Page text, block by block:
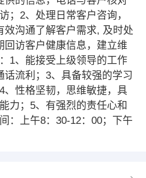
；2、处理日常客户咨询，
效沟通了解客户需求, 及时处
回访客户健康信息，建立维
1、能接受上级领导的工作
流利；3、具备较强的学习
、性格坚韧，思维敏捷，具
力；5、有强烈的责任心和
：上午8：30-12：00；下午